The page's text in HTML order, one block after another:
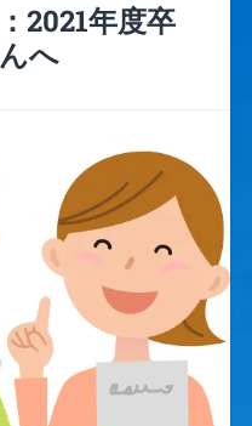
2021年度卒
へ